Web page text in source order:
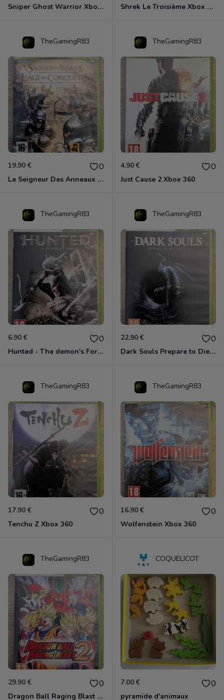
Sniper Ghost Warrior Xbox 360 Shrek Le Troisième Xbox 360
TheGamingR83
19.90 € 0
Le Seigneur Des Anneaux - L'âge Des Conquêtes Xbox 360
TheGamingR83
4.90 € 0
Just Cause 2 Xbox 360
TheGamingR83
6.90 € 0
Hunted - The demon's Forge Xbox 360 (Complet CIB)
TheGamingR83
22.90 € 0
Dark Souls Prepare to Die Edition XBOX 360
TheGamingR83
17.90 € 0
Tenchu Z Xbox 360
TheGamingR83
16.90 € 0
Wolfenstein Xbox 360
TheGamingR83
29.90 € 0
Dragon Ball Raging Blast 2 Xbox 360
COQUELICOT
7.00 € 0
pyramide d'animaux